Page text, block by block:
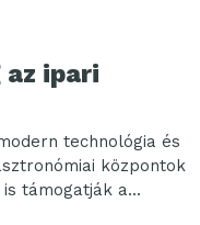
az ipari
technológia és
központok
támogatják a...